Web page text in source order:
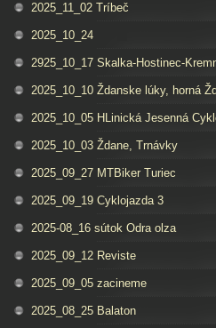
2025_11_02 Tríbeč
2025_10_24
2925_10_17 Skalka-Hostinec-
2025_10_10 Ždanske lúky, horná
2025_10_05 HLinická Jesenná
2025_10_03 Ždane, Trnávky
2025_09_27 MTBiker Turiec
2025_09_19 Cyklojazda 3
2025-08_16 sútok Odra olza
2025_09_12 Reviste
2025_09_05 zacineme
2025_08_25 Balaton